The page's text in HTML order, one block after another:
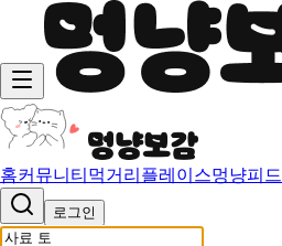
홈커뮤니티 먹거리 플레이스멍냥피드
로그인